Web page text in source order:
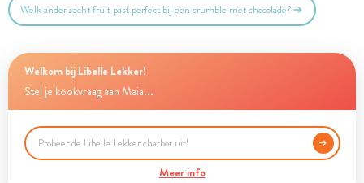
Welk ander zacht fruit past perfect bij een crumble met chocolade?
Welkom bij Libelle Lekker!
Stel je kookvraag aan Maia...
Meer info